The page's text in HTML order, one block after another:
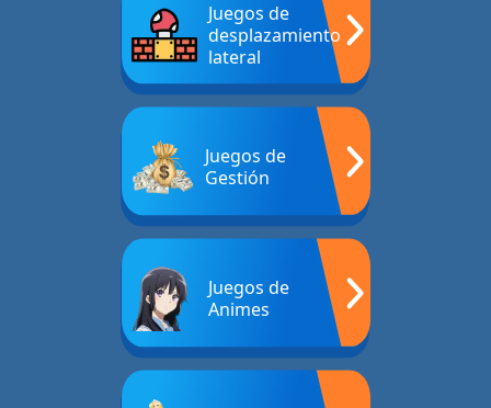
Juegos de
desplazamiento
lateral
Juegos de
Gestión
Juegos de
Animes